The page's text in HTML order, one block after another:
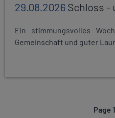
29.08.2026Schloss -
Ein stimmungsvolles
Gemeinschaft und guter
Page 1